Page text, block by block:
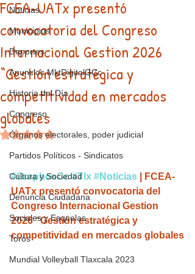
Noticias
Municipios
Deportes
Anuncios MktDigitalGCc
Historia del Día
Congreso
Órganos electorales, poder judicial
Partidos Políticos - Sindicatos
Cultura y Sociedad
Denuncia Ciudadana
Sociales y Esquelas
Toros
Mundial Volleyball Tlaxcala 2023
FCEA-UATx presentó
convocatoria del Congreso
Internacional Gestion 2026
“Gestión estratégica y
competitividad en mercados
globales
Obtuvo NaN de 5 estrellas.
#GraphosCc #Tlx #Noticias | FCEA-
UATx presentó convocatoria del
Congreso Internacional Gestion
2026 “Gestión estratégica y
competitividad en mercados globales